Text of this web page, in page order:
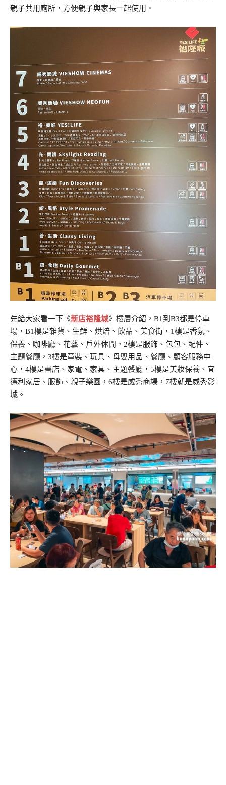
親子共用廁所，方便親子與家長一起使用。
先給大家看一下《新店裕隆城》樓層介紹，B1到B3都是停車
場，B1樓是雜貨、生鮮、烘焙、飲品、美食街，1樓是香氛、
保養、咖啡廳、花藝、戶外休閒，2樓是服飾、包包、配件、
主題餐廳，3樓是童裝、玩具、母嬰用品、餐廳、顧客服務中
心，4樓是書店、家電、家具、主題餐廳，5樓是美妝保養、宜
德利家居、服飾、親子樂園，6樓是威秀商場，7樓就是威秀影
城。